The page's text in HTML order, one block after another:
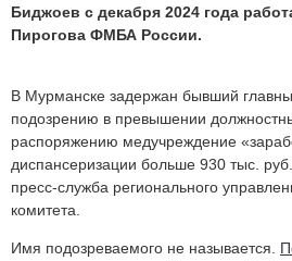
Биджоев с декабря 2024 года
Пирогова ФМБА России.
В Мурманске задержан бывший
подозрению в превышении
распоряжению медучреждение
диспансеризации больше 930 тыс. руб.,
пресс-служба регионального
комитета.
Имя подозреваемого не называется.